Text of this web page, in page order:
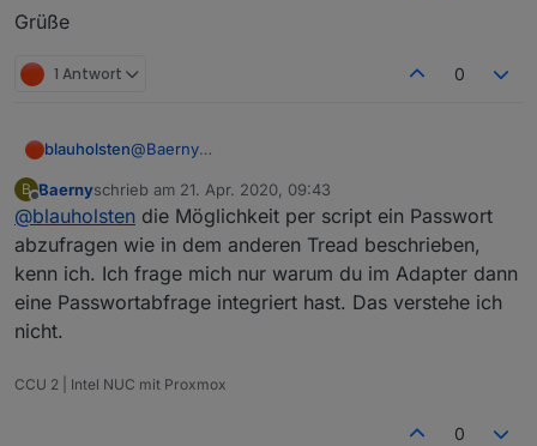
Grüße
1 Antwort 0
blauholsten@Baerny
0.0.8, dort habe ich und andere eine Möglichkeit
beschrieben.
B
Offline
Baernyschrieb am 21. Apr. 2020, 09:43
zuletzt editiert von
@blauholsten die Möglichkeit per script ein Passwort
abzufragen wie in dem anderen Tread beschrieben,
kenn ich. Ich frage mich nur warum du im Adapter dann
eine Passwortabfrage integriert hast. Das verstehe ich
nicht.
CCU 2 | Intel NUC mit Proxmox
0